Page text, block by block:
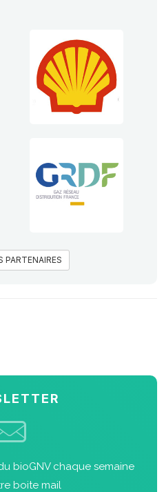
PARTENAIRES
bioGNV chaque semaine
boite mail